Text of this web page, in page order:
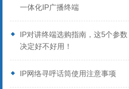
一体化IP广播终端
IP对讲终端选购指南，这5个参数
决定好不好用！
IP网络寻呼话筒使用注意事项